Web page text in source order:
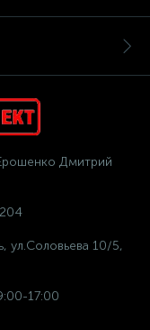
Дмитрий
ул.Соловьева 10/5,
17:00